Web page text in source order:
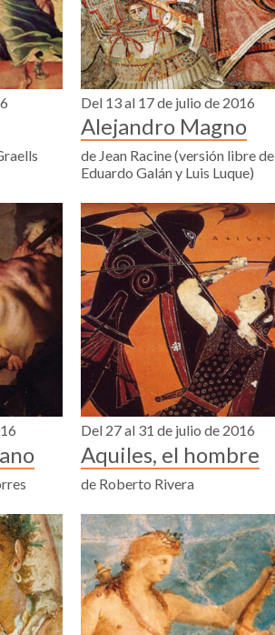
Del 13 al 17 de julio de 2016
Alejandro Magno
de Jean Racine (versión libre de
Eduardo Galán y Luis Luque)
Del 27 al 31 de julio de 2016
Aquiles, el hombre
de Roberto Rivera